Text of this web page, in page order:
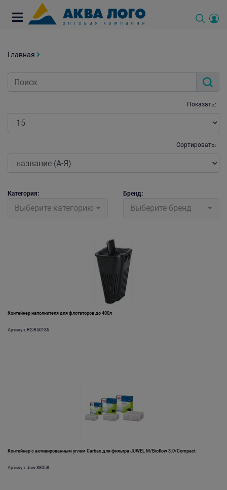
Главная
Показать:
Сортировать:
Категория:
Выберите категорию
Бренд:
Выберите бренд
Контейнер наполнителя для флотаторов до 400л
Артикул: RS-R50185
Контейнер с активированным углем Carbax для фильтра JUWEL M/Bioflow 3.0/Compact
Артикул: Juw-88058